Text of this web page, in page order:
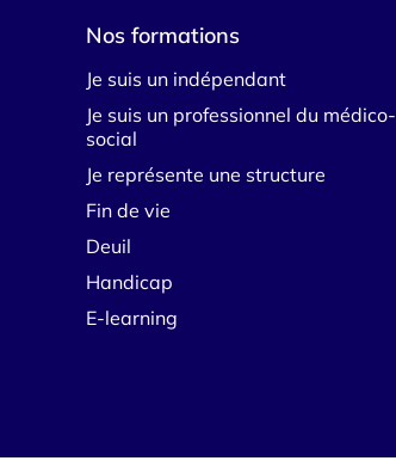
Nos formations
Je suis un indépendant
Je suis un professionnel du médico-
social
Je représente une structure
Fin de vie
Deuil
Handicap
E-learning